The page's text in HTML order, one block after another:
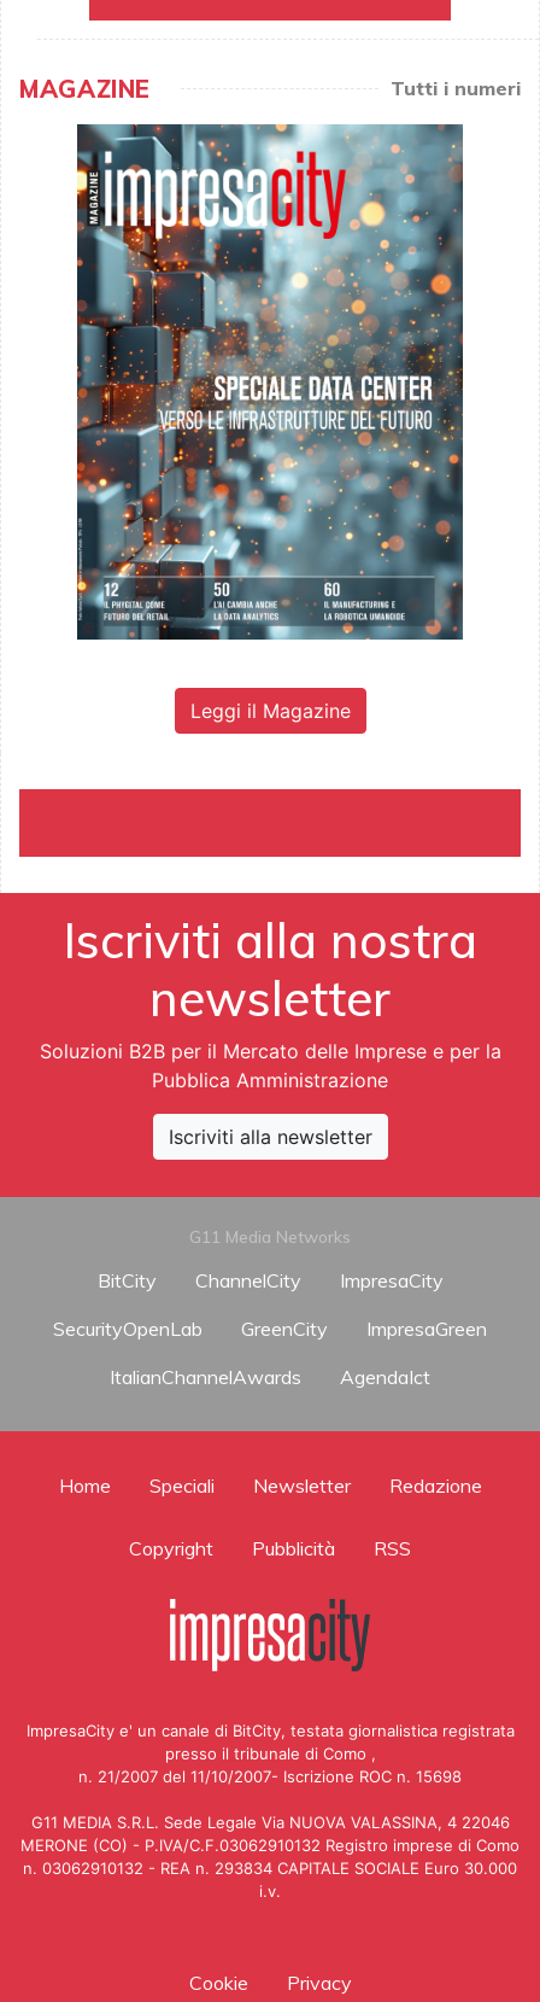
MAGAZINE Tutti i numeri
Leggi il Magazine
Iscriviti alla nostra
newsletter
Soluzioni B2B per il Mercato delle Imprese e per la
Pubblica Amministrazione
Iscriviti alla newsletter
G11 Media Networks
BitCity ChannelCity
ImpresaCity
SecurityOpenLab
GreenCity
ImpresaGreen
ItalianChannelAwards
AgendaIct
Home Speciali Newsletter Redazione
Copyright Pubblicità RSS
ImpresaCity e' un canale di BitCity, testata giornalistica registrata
presso il tribunale di Como ,
n. 21/2007 del 11/10/2007- Iscrizione ROC n. 15698
G11 MEDIA S.R.L. Sede Legale Via NUOVA VALASSINA, 4 22046
MERONE (CO) - P.IVA/C.F.03062910132 Registro imprese di Como
n. 03062910132 - REA n. 293834 CAPITALE SOCIALE Euro 30.000
i.v.
Cookie Privacy